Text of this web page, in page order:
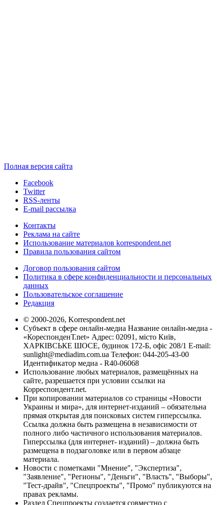
Полная версия сайта
Facebook
Twitter
RSS-ленты
E-mail рассылка
Контакты
Реклама на сайте
Использование материалов korrespondent.net
Правила пользования сайтом
Договор пользования сайтом
Политика в сфере конфиденциальности и персональных
данных
Пользовательское соглашение
Редакция
© 2000-2026, Korrespondent.net
Субъект в сфере онлайн-медиа Название онлайн-медиа -
«КореспонденТ.net» Адрес: 02091, місто Київ,
ХАРКІВСЬКЕ ШОСЕ, будинок 172-Б, офіс 208/1 E-mail:
sunlight@mediadim.com.ua Телефон: 044-205-43-00
Идентификатор медиа - R40-06068
Использование любых материалов, размещённых на
сайте, разрешается при условии ссылки на
Корреспондент.net.
При копировании материалов со страницы «Новости
Украины и мира», для интернет-изданий – обязательна
прямая открытая для поисковых систем гиперссылка.
Ссылка должна быть размещена в независимости от
полного либо частичного использования материалов.
Гиперссылка (для интернет- изданий) – должна быть
размещена в подзаголовке или в первом абзаце
материала.
Новости с пометками "Мнение", "Экспертиза",
"Заявление", "Регионы", "Деньги", "Власть", "Выборы",
"Тест-драйв", "Спецпроекты", "Промо" публикуются на
правах рекламы.
Раздел Спецпроекты создается совместно с